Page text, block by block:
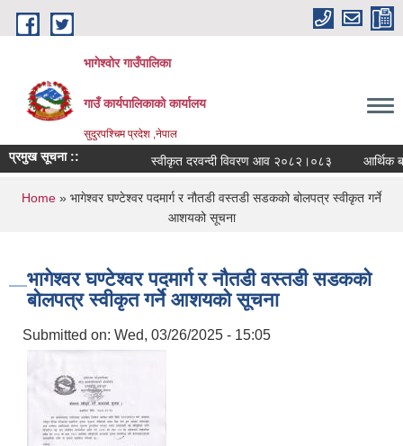
Skip to main content
भागेश्वोर गाउँपालिका
गाउँ कार्यपालिकाको कार्यालय
सुदुरपश्चिम प्रदेश ,नेपाल
प्रमुख सूचना :: स्वीकृत दरवन्दी विवरण आव २०८२।०८३ आर्थिक
You are here
Home » भागेश्वर घण्टेश्वर पदमार्ग र नौतडी वस्तडी सडकको बोलपत्र स्वीकृत गर्ने
आशयको सूचना
भागेश्वर घण्टेश्वर पदमार्ग र नौतडी वस्तडी सडकको
बोलपत्र स्वीकृत गर्ने आशयको सूचना
Submitted on: Wed, 03/26/2025 - 15:05